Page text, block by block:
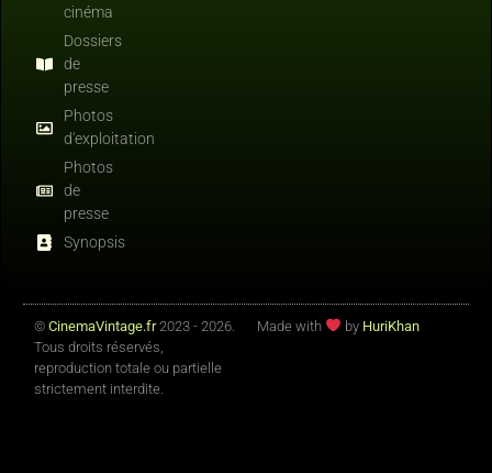
cinéma
Dossiers
de
presse
Photos
d'exploitation
Photos
de
presse
Synopsis
© CinemaVintage.fr2023 - 2026.
Tous droits réservés,
reproduction totale ou partielle
strictement interdite.
Made with by HuriKhan